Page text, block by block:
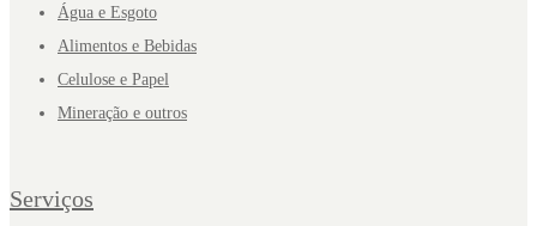
Água e Esgoto
Alimentos e Bebidas
Celulose e Papel
Mineração e outros
Serviços